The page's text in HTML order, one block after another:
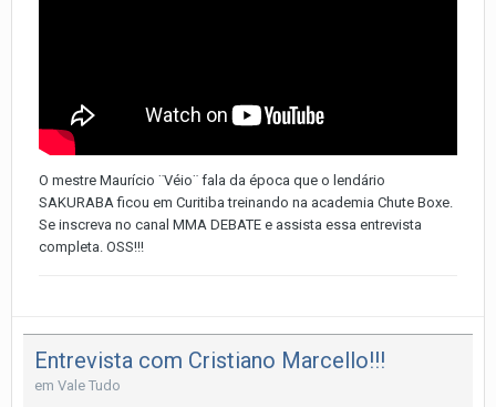
O mestre Maurício ¨Véio¨ fala da época que o lendário
SAKURABA ficou em Curitiba treinando na academia Chute Boxe.
Se inscreva no canal MMA DEBATE e assista essa entrevista
completa. OSS!!!
Entrevista com Cristiano Marcello!!!
em Vale Tudo